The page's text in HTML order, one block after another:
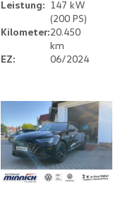
Leistung: 147 kW
(200 PS)
Kilometer:20.450
km
EZ:
06/2024